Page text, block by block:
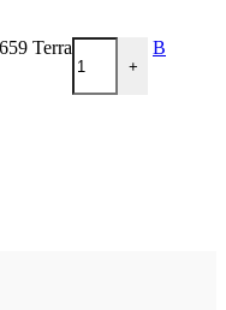
Terra
+
В